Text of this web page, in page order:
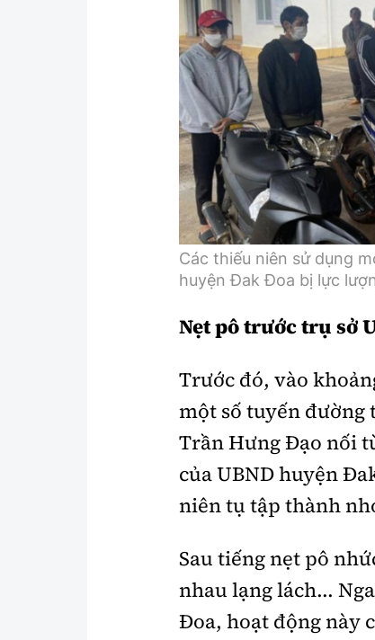
Lao động - Công đoàn
Showbiz
Điện ảnh
Âm nhạc
Thời sự Quốc tế
Thế giới giao thông
Thế giới xây dựng
Đi ++
Du lịch
Khám phá
Lối sống
Ẩm thực
Các thiếu niên sử dụng
huyện Đak Đoa bị lực
Nẹt pô trước trụ sở
Trước đó, vào
một số tuyến
Trần Hưng Đạo nối
của UBND huyện
niên tụ tập thành
Sau tiếng nẹt pô
nhau lạng lách...
Đoa, hoạt động này